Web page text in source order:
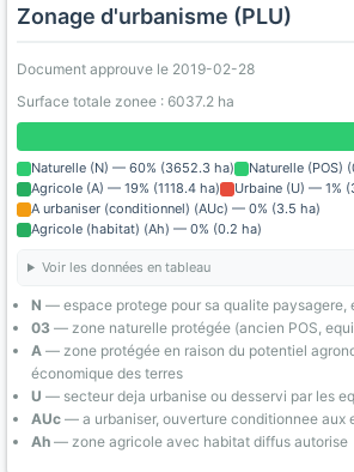
Zonage d'urbanisme (PLU)
Document approuve le 2019-02-28
Surface totale zonee : 6037.2 ha
Naturelle (N) — 60% (3652.3 ha)
Naturelle (POS)
Agricole (A) — 19% (1118.4 ha)
Urbaine (U) — 1%
A urbaniser (conditionnel) (AUc) — 0% (3.5 ha)
Agricole (habitat) (Ah) — 0% (0.2 ha)
Voir les données en tableau
N — espace protege pour sa qualite paysagere,
03 — zone naturelle protégée (ancien POS,
A — zone protégée en raison du potentiel
économique des terres
U — secteur deja urbanise ou desservi par les
AUc — a urbaniser, ouverture conditionnee aux
Ah — zone agricole avec habitat diffus autorise